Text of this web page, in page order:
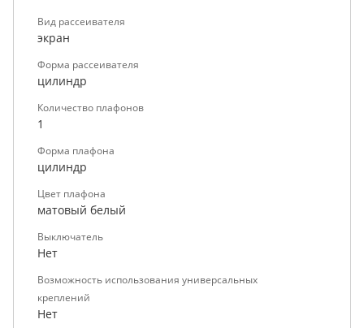
Вид рассеивателя
экран
Форма рассеивателя
цилиндр
Количество плафонов
1
Форма плафона
цилиндр
Цвет плафона
матовый белый
Выключатель
Нет
Возможность использования универсальных
креплений
Нет